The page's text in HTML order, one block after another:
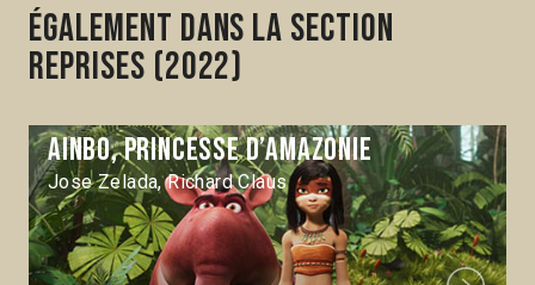
Également dans la section
Reprises (2022)
Ainbo, princesse d’Amazonie
Jose Zelada, Richard Claus